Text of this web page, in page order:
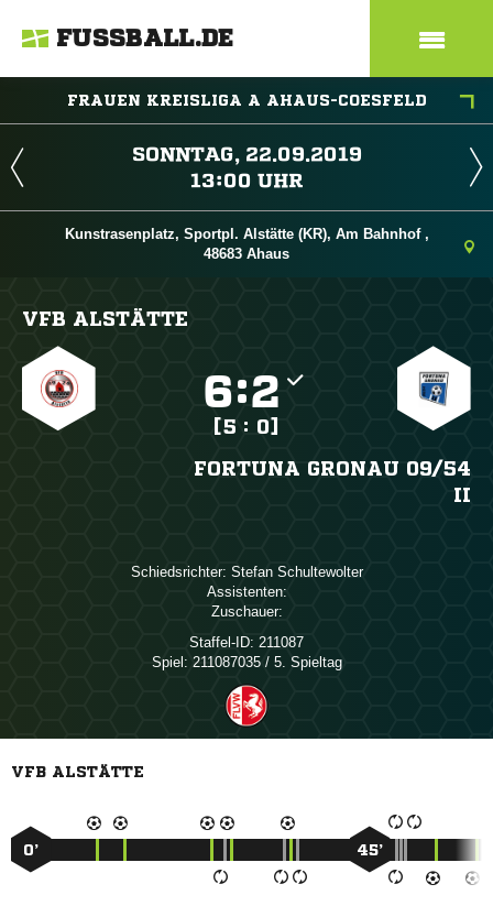
FUSSBALL.DE
FRAUEN KREISLIGA A AHAUS-COESFELD
 
 
Kunstrasenplatz, Sportpl. Alstätte (KR), Am Bahnhof ,
48683 Ahaus
VFB ALSTÄTTE
:
[5 : 0]
FORTUNA GRONAU 09/​54
II
Schiedsrichter:  
Assistenten:
Zuschauer:
Staffel-ID: 211087
Spiel: 211087035 / 5. Spieltag
VFB ALSTÄTTE
0’ 45’